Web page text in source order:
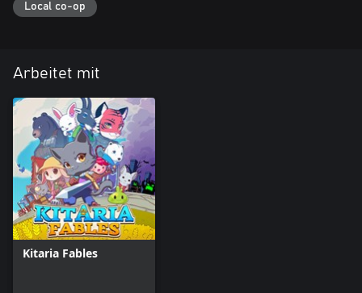
Local co-op
Arbeitet mit
Kitaria Fables